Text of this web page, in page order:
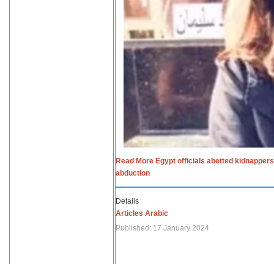
Read More Egypt officials abetted
abduction
Details
Articles Arabic
Published: 17 January 2024